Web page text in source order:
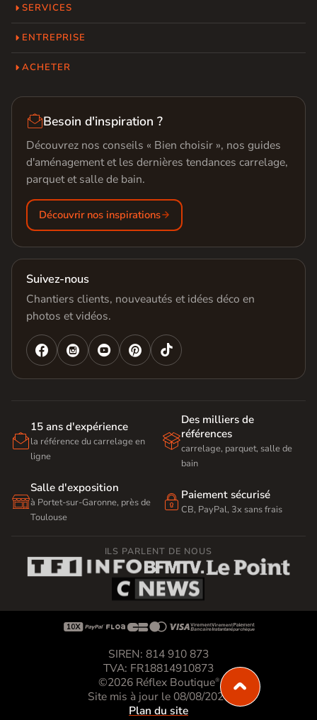
SERVICES
ENTREPRISE
ACHETER
Besoin d'inspiration ?
Découvrez nos conseils « Bien choisir », nos guides
d'aménagement et les dernières tendances carrelage,
parquet et salle de bain.
Découvrir nos inspirations
Suivez-nous
Chantiers clients, nouveautés et idées déco en
photos et vidéos.
   

15 ans d'expérience
la référence du carrelage en
ligne

Des milliers de
références
carrelage, parquet, salle de
bain

Salle d'exposition
à Portet-sur-Garonne, près de
Toulouse
 Paiement sécurisé
CB, PayPal, 3x sans frais
ILS PARLENT DE NOUS

SIREN: 814 910 873
TVA: FR18814910873
©2026 Réflex Boutique®
Site mis à jour le 08/08/2026
Plan du site